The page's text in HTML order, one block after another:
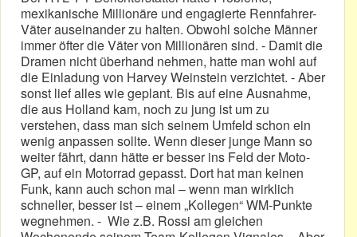
mexikanische Millionäre und engagierte Rennfahrer-
Väter auseinander zu halten. Obwohl solche Männer
immer öfter die Väter von Millionären sind. - Damit die
Dramen nicht überhand nehmen, hatte man wohl auf
die Einladung von Harvey Weinstein verzichtet. - Aber
sonst lief alles wie geplant. Bis auf eine Ausnahme,
die aus Holland kam, noch zu jung ist um zu
verstehen, dass man sich seinem Umfeld schon ein
wenig anpassen sollte. Wenn dieser junge Mann so
weiter fährt, dann hätte er besser ins Feld der Moto-
GP, auf ein Motorrad gepasst. Dort hat man keinen
Funk, kann auch schon mal – wenn man wirklich
schneller, besser ist – einem „Kollegen“ WM-Punkte
wegnehmen. - Wie z.B. Rossi am gleichen